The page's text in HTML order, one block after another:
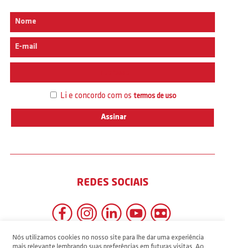
Li e concordo com os termos de uso
REDES SOCIAIS
Nós utilizamos cookies no nosso site para lhe dar uma experiência